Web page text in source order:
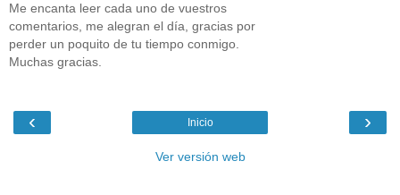
Me encanta leer cada uno de vuestros
comentarios, me alegran el día, gracias por
perder un poquito de tu tiempo conmigo.
Muchas gracias.
‹ ›
Inicio
Ver versión web